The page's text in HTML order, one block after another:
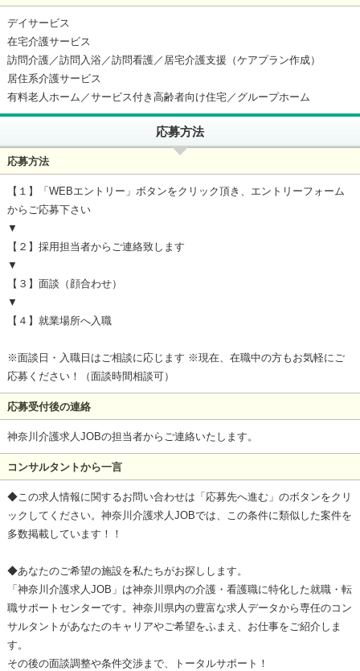
デイサービス
在宅介護サービス
訪問介護／訪問入浴／訪問看護／居宅介護支援（ケアプラン作成）
居住系介護サービス
有料老人ホーム／サービス付き高齢者向け住宅／グループホーム
応募方法
応募方法
【１】「WEBエントリー」ボタンをクリック頂き、エントリーフォーム
からご応募下さい
▼
【２】採用担当者からご連絡致します
▼
【３】面談（顔合わせ）
▼
【４】就業場所へ入職
※面談日・入職日はご相談に応じます ※現在、在職中の方もお気軽にご
応募ください！（面談時間相談可）
応募受付後の連絡
神奈川介護求人JOBの担当者からご連絡いたします。
コンサルタントから一言
◆この求人情報に関するお問い合わせは「応募先へ進む」のボタンをクリ
ックしてください。神奈川介護求人JOBでは、この条件に類似した案件を
多数掲載しています！！
◆あなたのご希望の施設を私たちがお探しします。
「神奈川介護求人JOB」は神奈川県内の介護・看護職に特化した就職・転
職サポートセンターです。神奈川県内の豊富な求人データから専任のコン
サルタントがあなたのキャリアやご希望をふまえ、お仕事をご紹介しま
す。
その後の面談調整や条件交渉まで、トータルサポート！